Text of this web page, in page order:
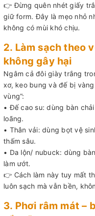
👉 Đừng quên nhét giấy
giữ form. Đây là mẹo nhỏ
không có mùi khó chịu.
2. Làm sạch theo
không gây hại
Ngâm cả đôi giày trắng
xơ, keo bung và đế bị
vùng”:
• Đế cao su: dùng bàn
loãng.
• Thân vải: dùng bọt vệ
thấm sâu.
• Da lộn/ nubuck: dùng
làm ướt.
👉 Cách làm này tuy mất
luôn sạch mà vẫn bền,
3. Phơi râm mát –